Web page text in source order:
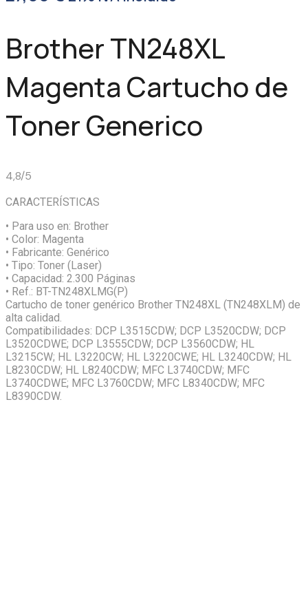
Brother TN248XL
Magenta Cartucho de
Toner Generico
4,8/5
CARACTERÍSTICAS
• Para uso en: Brother
• Color: Magenta
• Fabricante: Genérico
• Tipo: Toner (Laser)
• Capacidad: 2.300 Páginas
• Ref.: BT-TN248XLMG(P)
Cartucho de toner genérico Brother TN248XL (TN248XLM) de
alta calidad.
Compatibilidades: DCP L3515CDW; DCP L3520CDW; DCP
L3520CDWE; DCP L3555CDW; DCP L3560CDW; HL
L3215CW; HL L3220CW; HL L3220CWE; HL L3240CDW; HL
L8230CDW; HL L8240CDW; MFC L3740CDW; MFC
L3740CDWE; MFC L3760CDW; MFC L8340CDW; MFC
L8390CDW.